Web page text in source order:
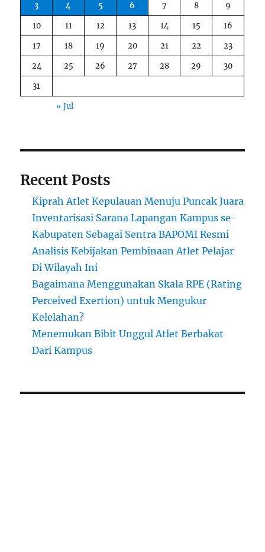
3
4 5 6 7 8
9
10
11 12 13 14 15
16
17
18 19 20 21 22
23
24
25 26 27 28 29
30
31
« Jul
Recent Posts
Kiprah Atlet Kepulauan Menuju Puncak Juara
Inventarisasi Sarana Lapangan Kampus se-
Kabupaten Sebagai Sentra BAPOMI Resmi
Analisis Kebijakan Pembinaan Atlet Pelajar
Di Wilayah Ini
Bagaimana Menggunakan Skala RPE (Rating
Perceived Exertion) untuk Mengukur
Kelelahan?
Menemukan Bibit Unggul Atlet Berbakat
Dari Kampus